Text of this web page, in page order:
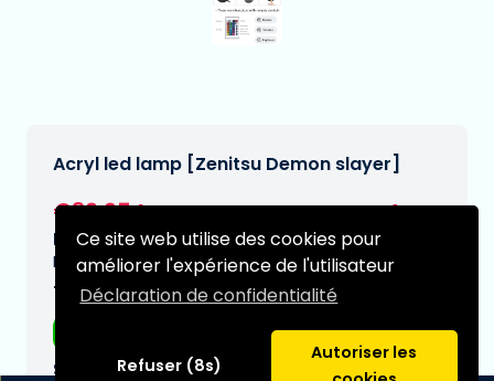
Ce site web utilise des cookies pour
améliorer l'expérience de l'utilisateur
Déclaration de confidentialité
Refuser (8s)
Autoriser les
Acryl led lamp [Zenitsu Demon slayer]
€32,95
Date de livraison prévue:
N/A
Type:
Série: